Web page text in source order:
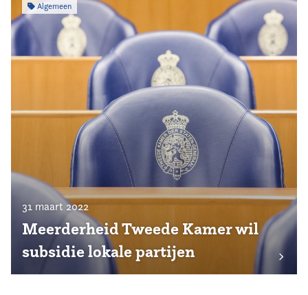
Algemeen
31 maart 2022
Meerderheid Tweede Kamer wil
subsidie lokale partijen